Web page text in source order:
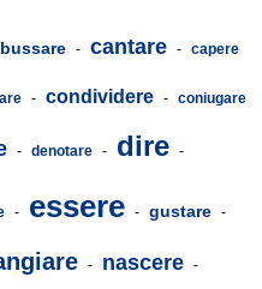
bussare - cantare - capere
- condividere - coniugare
- denotare - dire -
- essere - gustare -
- nascere -